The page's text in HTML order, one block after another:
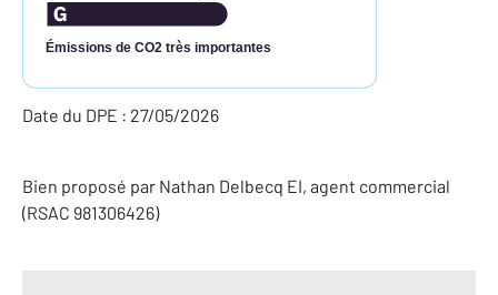
Émissions de CO2 très importantes
Date du DPE : 27/05/2026
Bien proposé par Nathan Delbecq EI, agent commercial
(RSAC 981306426)